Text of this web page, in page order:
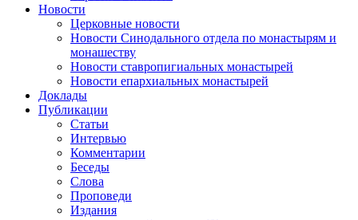
Новости
Церковные новости
Новости Синодального отдела по монастырям и
монашеству
Новости ставропигиальных монастырей
Новости епархиальных монастырей
Доклады
Публикации
Статьи
Интервью
Комментарии
Беседы
Слова
Проповеди
Издания